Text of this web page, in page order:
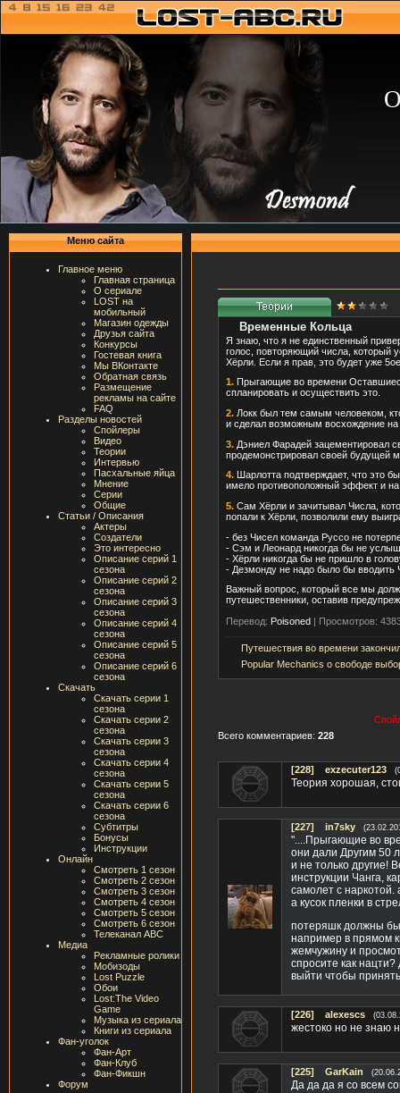
Меню сайта
Главное меню
Главная страница
О сериале
LOST на
мобильный
Магазин одежды
Друзья сайта
Конкурсы
Гостевая книга
Мы ВКонтакте
Обратная связь
Размещение
рекламы на сайте
FAQ
Разделы новостей
Спойлеры
Видео
Теории
Интервью
Пасхальные яйца
Мнение
Серии
Общие
Статьи / Описания
Актеры
Создатели
Это интересно
Описание серий 1
сезона
Описание серий 2
сезона
Описание серий 3
сезона
Описание серий 4
сезона
Описание серий 5
сезона
Описание серий 6
сезона
Скачать
Скачать серии 1
сезона
Скачать серии 2
сезона
Скачать серии 3
сезона
Скачать серии 4
сезона
Скачать серии 5
сезона
Скачать серии 6
сезона
Субтитры
Бонусы
Инструкции
Онлайн
Смотреть 1 сезон
Смотреть 2 сезон
Смотреть 3 сезон
Смотреть 4 сезон
Смотреть 5 сезон
Смотреть 6 сезон
Телеканал ABC
Медиа
Рекламные ролики
Мобизоды
Lost Puzzle
Обои
Lost:The Video
Game
Музыка из сериала
Книги из сериала
Фан-уголок
Фан-Арт
Фан-Клуб
Фан-Фикшн
Форум
Временные Кольца
Я знаю, что я не единственный
голос, повторяющий числа, который
Хёрли. Если я прав, это будет уже
1. Прыгающие во времени
спланировать и осуществить это.
2. Локк был тем самым человеком,
и сделал возможным восхождение на
3. Дэниел Фарадей зацементировал
продемонстрировал своей будущей
4.
Шарлотта подтверждает, что это
имело противоположный эффект и
5. Сам Хёрли и зачитывал Числа,
попали к Хёрли, позволили ему
- без Чисел команда Руссо не
- Сэм и Леонард никогда бы не
- Хёрли никогда бы не пришло в
- Дезмонду не надо было бы вводить
Важный вопрос, который все мы
путешественники, оставив
Перевод: Poisoned Просмотров:
Путешествия во времени
Popular Mechanics о свободе
Всего комментариев: 228
[228] exzecuter123
Теория хорошая,
[227] in7sky
"....Прыгающие во
они дали Другим 50
и не только другие!
инструкции Чанга,
самолет с
а кусок пленки в
потеряшк должны
например в прямом
жемчужину и
спросите как
выйти чтобы принять
[226] alexescs
жестоко но не знаю
[225] GarKain
Да да да я со всем